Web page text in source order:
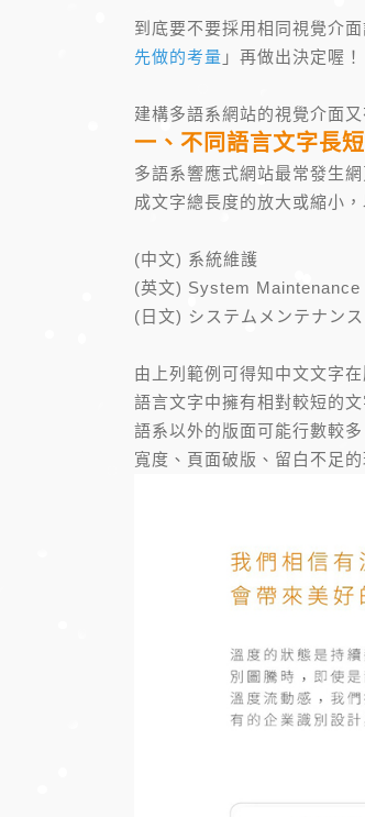
到底要不要採用相同視覺介
先做的考量 」再做出決定喔！
建構多語系網站的視覺介面
一、不同語言文字長
多語系響應式網站最常發生
成文字總長度的放大或縮小
(中文) 系統維護
(英文) System Maintenance
(日文) システムメンテナンス
由上列範例可得知中文文字
語言文字中擁有相對較短的
語系以外的版面可能行數較
寬度、頁面破版、留白不足